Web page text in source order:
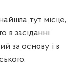
тут місце,
в засіданні
за основу і в